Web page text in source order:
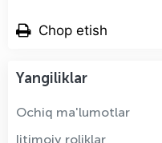
Chop etish
Yangiliklar
Ochiq ma'lumotlar
Ijtimoiy roliklar